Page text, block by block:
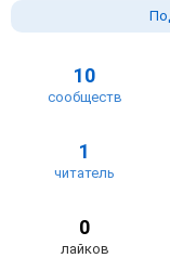
10
сообществ
1
читатель
0
лайков